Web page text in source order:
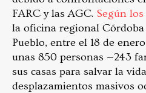
FARC y las AGC. Según
la oficina regional
Pueblo, entre el 18 de
unas 850 personas —243
sus casas para salvar la
desplazamientos masivos